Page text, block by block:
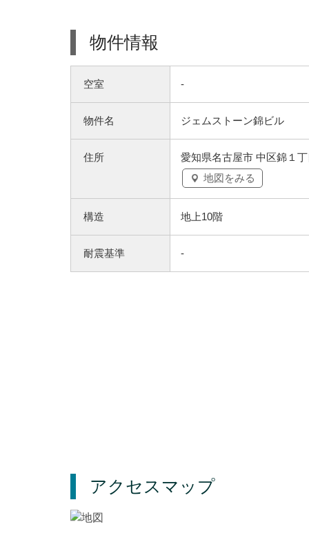
物件情報
空室 -
物件名 ジェムストーン錦ビル
住所
愛知県名古屋市 中区錦１丁
地図をみる
構造 地上10階
耐震基準 -
アクセスマップ